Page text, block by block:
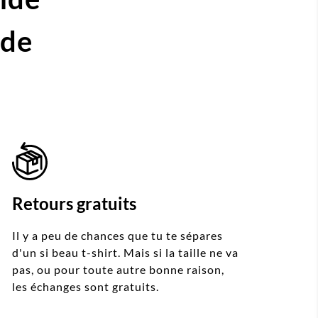
Retours gratuits
Il y a peu de chances que tu te sépares
d'un si beau t-shirt. Mais si la taille ne va
pas, ou pour toute autre bonne raison,
les échanges sont gratuits.